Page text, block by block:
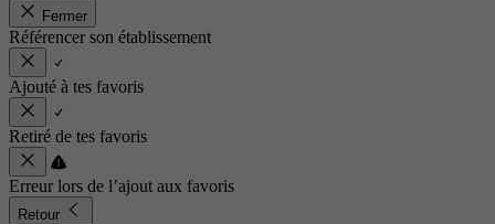
Fermer
Référencer son établissement
Ajouté à tes favoris
Retiré de tes favoris
Erreur lors de l’ajout aux favoris
Retour